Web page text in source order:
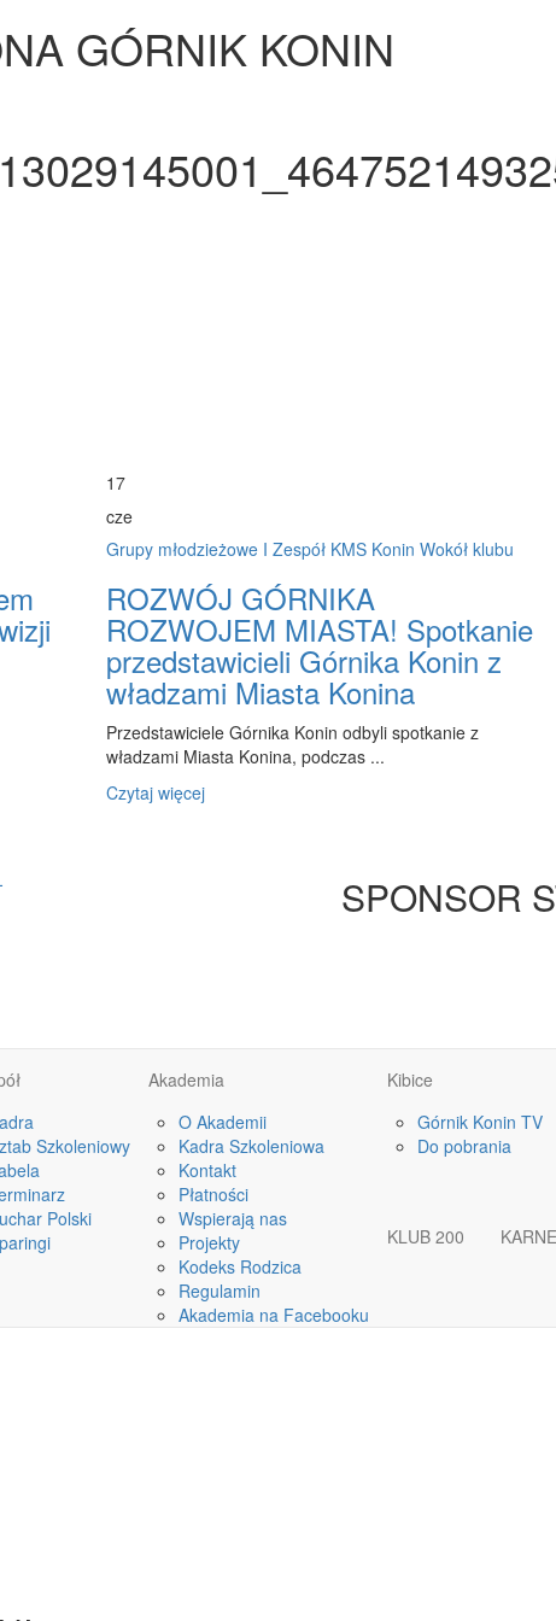
GÓRNIK KONIN
Szkoleniowy
Polski
Akademia
O Akademii
Kadra Szkoleniowa
Kontakt
Płatności
Wspierają nas
Projekty
Kodeks Rodzica
Regulamin
Akademia na Facebooku
Kibice
Górnik Konin TV
Do pobrania
KLUB 200
17
cze
Grupy młodzieżowe I Zespół KMS Konin Wokół klubu
ROZWÓJ GÓRNIKA
ROZWOJEM MIASTA! Spotkanie
przedstawicieli Górnika Konin z
władzami Miasta Konina
Przedstawiciele Górnika Konin odbyli spotkanie z
władzami Miasta Konina, podczas ...
Czytaj więcej
SPONSOR